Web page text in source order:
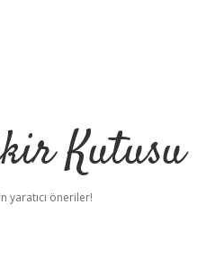
Kutusu
yaratıcı öneriler!